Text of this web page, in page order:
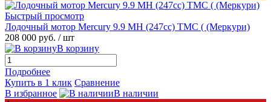
Быстрый просмотр
Лодочный мотор Mercury 9.9 МН (247cc) TMC ( (Меркури)
208 000 руб. / шт
В корзину
Подробнее
Купить в 1 клик Сравнение
В избранное
В наличии